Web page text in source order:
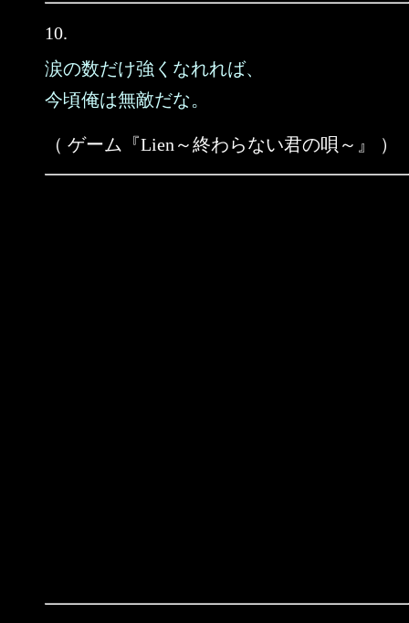
10.
涙の数だけ強くなれれば、
今頃俺は無敵だな。
（ ゲーム『Lien～終わらない君の唄～』 ）